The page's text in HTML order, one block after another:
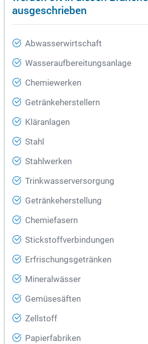
ausgeschrieben
Abwasserwirtschaft
Wasseraufbereitungsanlage
Chemiewerken
Getränkeherstellern
Kläranlagen
Stahl
Stahlwerken
Trinkwasserversorgung
Getränkeherstellung
Chemiefasern
Stickstoffverbindungen
Erfrischungsgetränken
Mineralwässer
Gemüsesäften
Zellstoff
Papierfabriken